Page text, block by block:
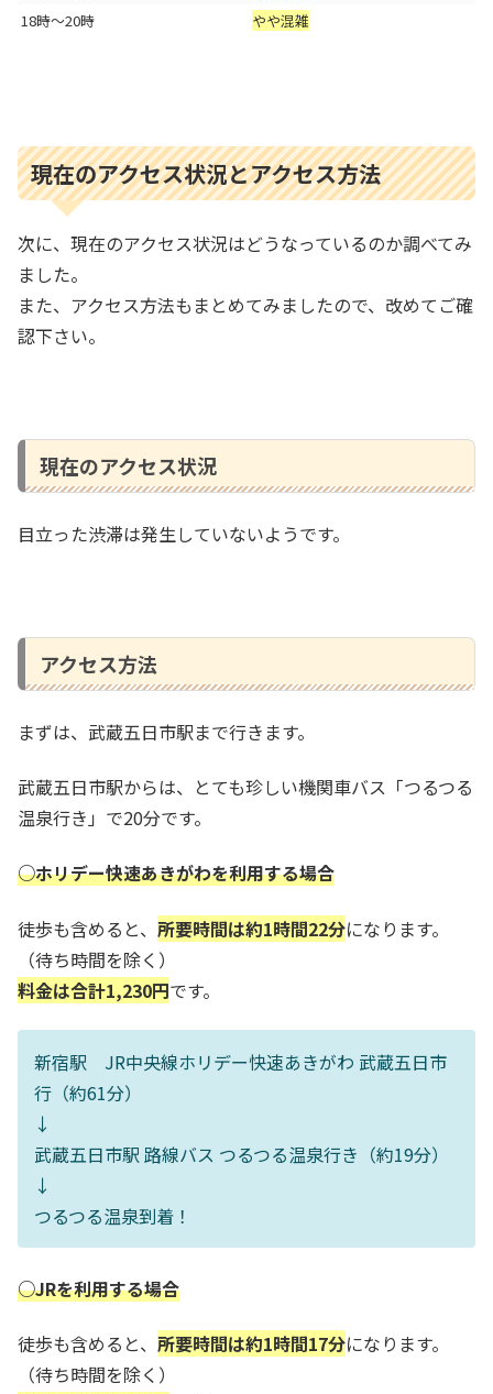
18時～20時
やや混雑
現在のアクセス状況とアクセス方法
次に、現在のアクセス状況はどうなっているのか調べてみ
ました。
また、アクセス方法もまとめてみましたので、改めてご確
認下さい。
現在のアクセス状況
目立った渋滞は発生していないようです。
アクセス方法
まずは、武蔵五日市駅まで行きます。
武蔵五日市駅からは、とても珍しい機関車バス「つるつる
温泉行き」で20分です。
○ホリデー快速あきがわを利用する場合
徒歩も含めると、 所要時間は約1時間22分になります。
（待ち時間を除く）
料金は合計1,230円です。
新宿駅 JR中央線ホリデー快速あきがわ 武蔵五日市
行（約61分）
↓
武蔵五日市駅 路線バス つるつる温泉行き（約19分）
↓
つるつる温泉到着！
○JRを利用する場合
徒歩も含めると、 所要時間は約1時間17分になります。
（待ち時間を除く）